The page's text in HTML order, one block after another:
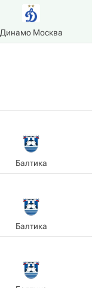
Динамо Москва
Балтика
Балтика